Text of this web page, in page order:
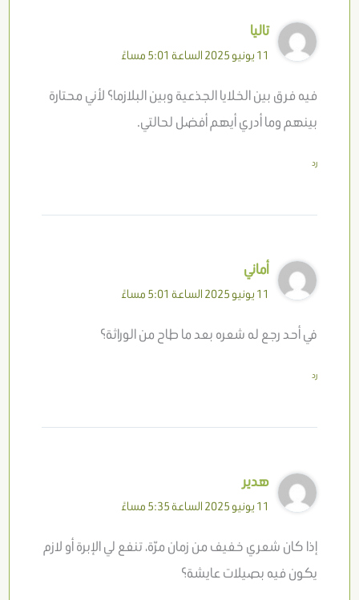
تاليا
11 يونيو 2025 الساعة 5:01 مساءً
فيه فرق بين الخلايا الجذعية وبين البلازما؟ لأني محتارة
بينهم وما أدري أيهم أفضل لحالتي.
رد
أماني
11 يونيو 2025 الساعة 5:01 مساءً
في أحد رجع له شعره بعد ما طاح من الوراثة؟
رد
هدير
11 يونيو 2025 الساعة 5:35 مساءً
إذا كان شعري خفيف من زمان مرّة، تنفع لي الإبرة أو لازم
يكون فيه بصيلات عايشة؟